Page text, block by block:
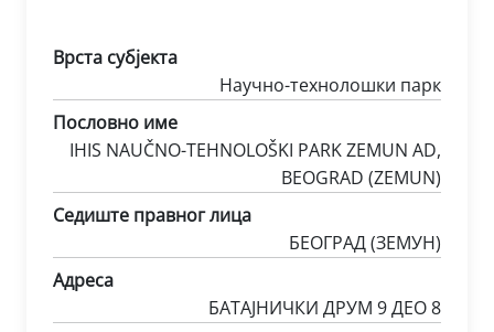
Врста субјекта
Научно-технолошки парк
Пословно име
IHIS NAUČNO-TEHNOLOŠKI PARK ZEMUN AD,
BEOGRAD (ZEMUN)
Седиште правног лица
БЕОГРАД (ЗЕМУН)
Адреса
БАТАЈНИЧКИ ДРУМ 9 ДЕО 8